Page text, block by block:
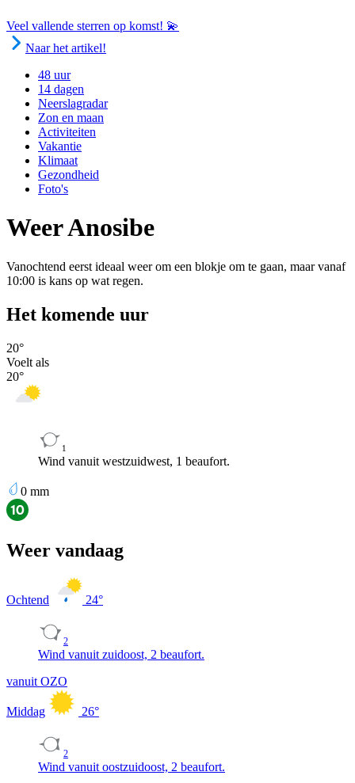
Veel vallende sterren op komst! 💫
Naar het artikel!
48 uur
14 dagen
Neerslagradar
Zon en maan
Activiteiten
Vakantie
Klimaat
Gezondheid
Foto's
Weer Anosibe
Vanochtend eerst ideaal weer om een blokje om te gaan, maar vanaf
10:00 is kans op wat regen.
Het komende uur
20°
Voelt als
20°
1
Wind vanuit westzuidwest, 1 beaufort.
0 mm
Weer vandaag
Ochtend 24°
2
Wind vanuit zuidoost, 2 beaufort.
vanuit OZO
Middag 26°
2
Wind vanuit oostzuidoost, 2 beaufort.